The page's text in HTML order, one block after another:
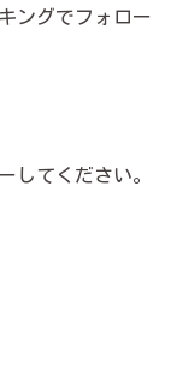
ングでフォロー
してください。